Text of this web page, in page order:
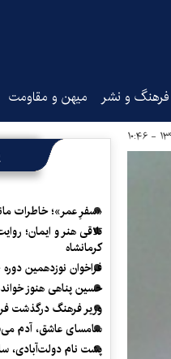
فرهنگ و نشر میهن و مقاومت
«سفرِ عمر»؛ خاطرات
تلاقی هنر و ایمان؛
کرمانشاه
فراخوان نوزدهمین
حسین پناهی هنوز
وزیر فرهنگ درگذشت
سامسای عاشق، آدم
پشت نام دولت‌آبادی،